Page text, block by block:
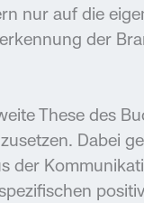
nur auf die
der
These des
Dabei
der